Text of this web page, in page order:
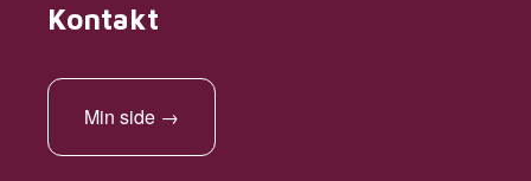
Kontakt
Min side →